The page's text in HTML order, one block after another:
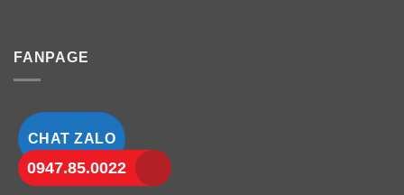
CHAT ZALO
0947.85.0022
FANPAGE